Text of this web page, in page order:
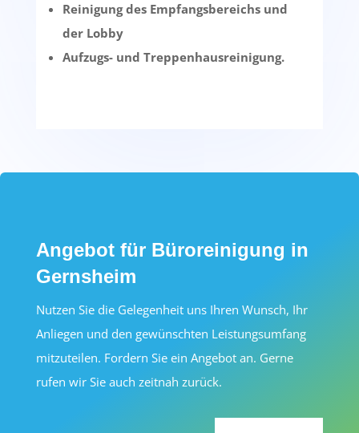
Reinigung des Empfangsbereichs und
der Lobby
Aufzugs- und Treppenhausreinigung.
Angebot für Büroreinigung in
Gernsheim
Nutzen Sie die Gelegenheit uns Ihren Wunsch, Ihr
Anliegen und den gewünschten Leistungsumfang
mitzuteilen. Fordern Sie ein Angebot an. Gerne
rufen wir Sie auch zeitnah zurück.